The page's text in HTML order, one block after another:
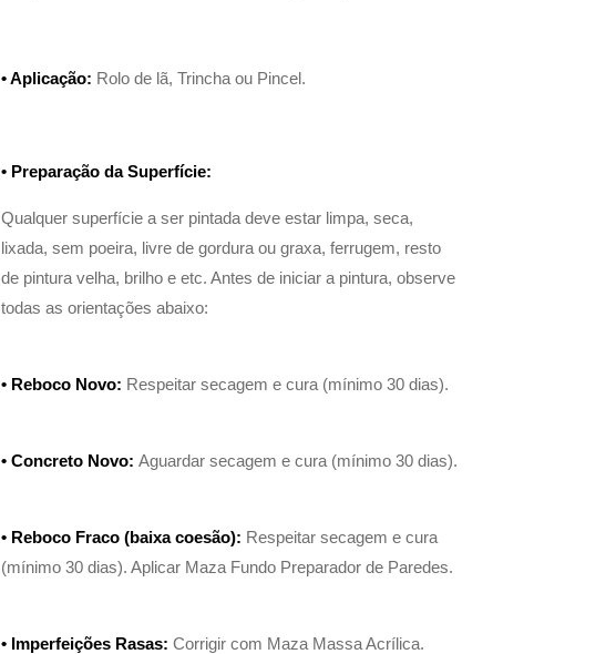
• Aplicação: Rolo de lã, Trincha ou Pincel.
• Preparação da Superfície:
Qualquer superfície a ser pintada deve estar limpa, seca,
lixada, sem poeira, livre de gordura ou graxa, ferrugem, resto
de pintura velha, brilho e etc. Antes de iniciar a pintura, observe
todas as orientações abaixo:
• Reboco Novo: Respeitar secagem e cura (mínimo 30 dias).
• Concreto Novo: Aguardar secagem e cura (mínimo 30 dias).
• Reboco Fraco (baixa coesão): Respeitar secagem e cura
(mínimo 30 dias). Aplicar Maza Fundo Preparador de Paredes.
• Imperfeições Rasas: Corrigir com Maza Massa Acrílica.